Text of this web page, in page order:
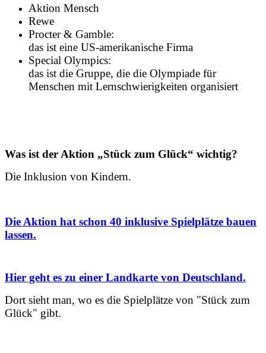
Aktion Mensch
Rewe
Procter & Gamble:
das ist eine US-amerikanische Firma
Special Olympics:
das ist die Gruppe, die die Olympiade für
Menschen mit Lernschwierigkeiten organisiert
Was ist der Aktion „Stück zum Glück“ wichtig?
Die Inklusion von Kindern.
Die Aktion hat schon 40 inklusive Spielplätze bauen
lassen.
Hier geht es zu einer Landkarte von Deutschland.
Dort sieht man, wo es die Spielplätze von "Stück zum
Glück" gibt.